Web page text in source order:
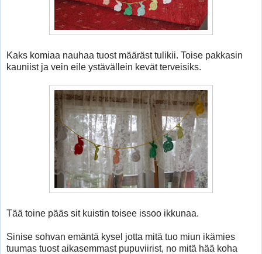
Kaks komiaa nauhaa tuost määräst tulikii. Toise pakkasin
kauniist ja vein eile ystävällein kevät terveisiks.
Tää toine pääs sit kuistin toisee issoo ikkunaa.
Sinise sohvan emäntä kysel jotta mitä tuo miun ikämies
tuumas tuost aikasemmast pupuviirist, no mitä hää koha